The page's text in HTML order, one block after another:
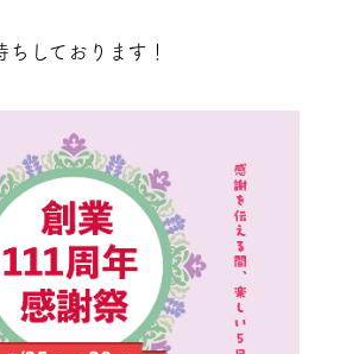
しております！